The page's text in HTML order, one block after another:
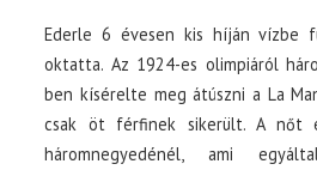
Ederle 6 évesen kis híján vízbe
oktatta. Az 1924-es olimpiáról
ben kísérelte meg átúszni a La
csak öt férfinek sikerült. A nőt
háromnegyedénél, ami